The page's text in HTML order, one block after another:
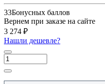
33Бонусных баллов
Вернем при заказе на сайте
3 274 ₽
Нашли дешевле?